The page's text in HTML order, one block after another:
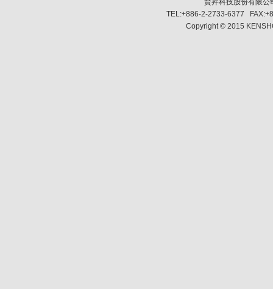
賢昇科技股份有限公
TEL:+886-2-2733-6377
Copyright © 2015